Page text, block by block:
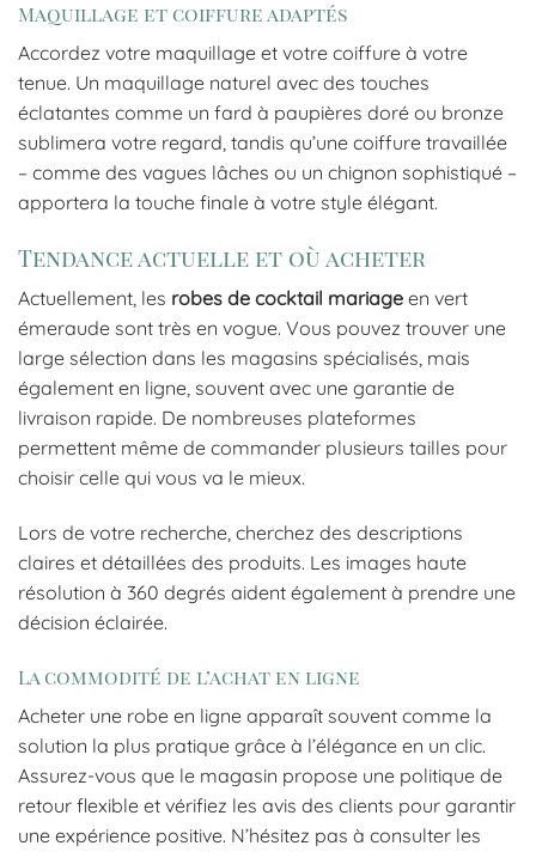
Maquillage et coiffure adaptés
Accordez votre maquillage et votre coiffure à votre
tenue. Un maquillage naturel avec des touches
éclatantes comme un fard à paupières doré ou bronze
sublimera votre regard, tandis qu’une coiffure travaillée
– comme des vagues lâches ou un chignon sophistiqué –
apportera la touche finale à votre style élégant.
Tendance actuelle et où acheter
Actuellement, les robes de cocktail mariage en vert
émeraude sont très en vogue. Vous pouvez trouver une
large sélection dans les magasins spécialisés, mais
également en ligne, souvent avec une garantie de
livraison rapide. De nombreuses plateformes
permettent même de commander plusieurs tailles pour
choisir celle qui vous va le mieux.
Lors de votre recherche, cherchez des descriptions
claires et détaillées des produits. Les images haute
résolution à 360 degrés aident également à prendre une
décision éclairée.
La commodité de l’achat en ligne
Acheter une robe en ligne apparaît souvent comme la
solution la plus pratique grâce à l’élégance en un clic.
Assurez-vous que le magasin propose une politique de
retour flexible et vérifiez les avis des clients pour garantir
une expérience positive. N’hésitez pas à consulter les